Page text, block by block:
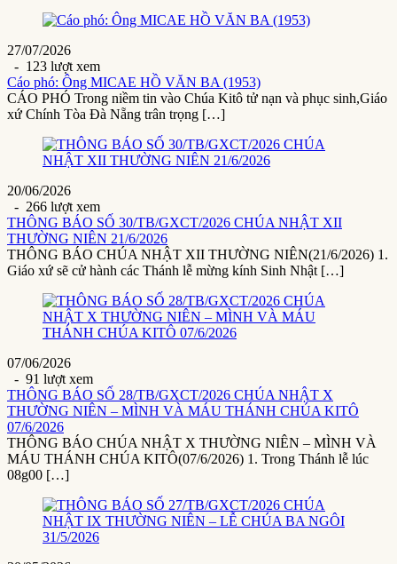
27/07/2026
- 123 lượt xem
Cáo phó: Ông MICAE HỒ VĂN BA (1953)
CÁO PHÓ Trong niềm tin vào Chúa Kitô tử nạn và phục sinh,Giáo
xứ Chính Tòa Đà Nẵng trân trọng […]
20/06/2026
- 266 lượt xem
THÔNG BÁO SỐ 30/TB/GXCT/2026 CHÚA NHẬT XII
THƯỜNG NIÊN 21/6/2026
THÔNG BÁO CHÚA NHẬT XII THƯỜNG NIÊN(21/6/2026) 1.
Giáo xứ sẽ cử hành các Thánh lễ mừng kính Sinh Nhật […]
07/06/2026
- 91 lượt xem
THÔNG BÁO SỐ 28/TB/GXCT/2026 CHÚA NHẬT X
THƯỜNG NIÊN – MÌNH VÀ MÁU THÁNH CHÚA KITÔ
07/6/2026
THÔNG BÁO CHÚA NHẬT X THƯỜNG NIÊN – MÌNH VÀ
MÁU THÁNH CHÚA KITÔ(07/6/2026) 1. Trong Thánh lễ lúc
08g00 […]